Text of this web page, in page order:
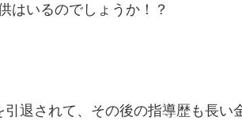
はいるのでしょうか！？
退されて、その後の指導歴も長い